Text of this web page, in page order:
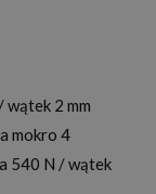
wątek 2 mm
mokro 4
540 N / wątek